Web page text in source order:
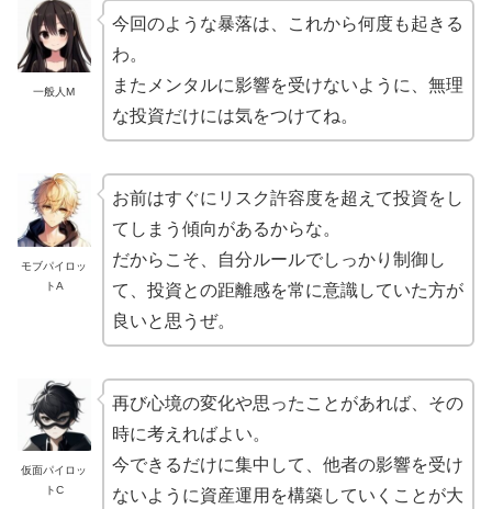
一般人M
今回のような暴落は、これから何度も起きる
わ。
またメンタルに影響を受けないように、無理
な投資だけには気をつけてね。
モブパイロッ
トA
お前はすぐにリスク許容度を超えて投資をし
てしまう傾向があるからな。
だからこそ、自分ルールでしっかり制御し
て、投資との距離感を常に意識していた方が
良いと思うぜ。
仮面パイロッ
トC
再び心境の変化や思ったことがあれば、その
時に考えればよい。
今できるだけに集中して、他者の影響を受け
ないように資産運用を構築していくことが大